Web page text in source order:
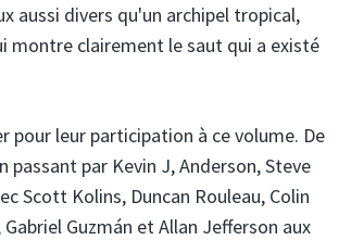
aussi divers qu'un archipel tropical,
montre clairement le saut qui a existé
pour leur participation à ce volume. De
par Kevin J, Anderson, Steve
Scott Kolins, Duncan Rouleau, Colin
Guzmán et Allan Jefferson aux